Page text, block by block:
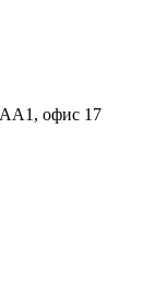
АА1, офис 17